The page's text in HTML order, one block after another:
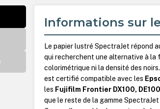
Informations sur
Le papier lustré SpectraJet répond
qui recherchent une alternative à la
colorimétrique ni la densité des
est certifié compatible avec les
les Fujifilm Frontier DX100,
que le reste de la gamme